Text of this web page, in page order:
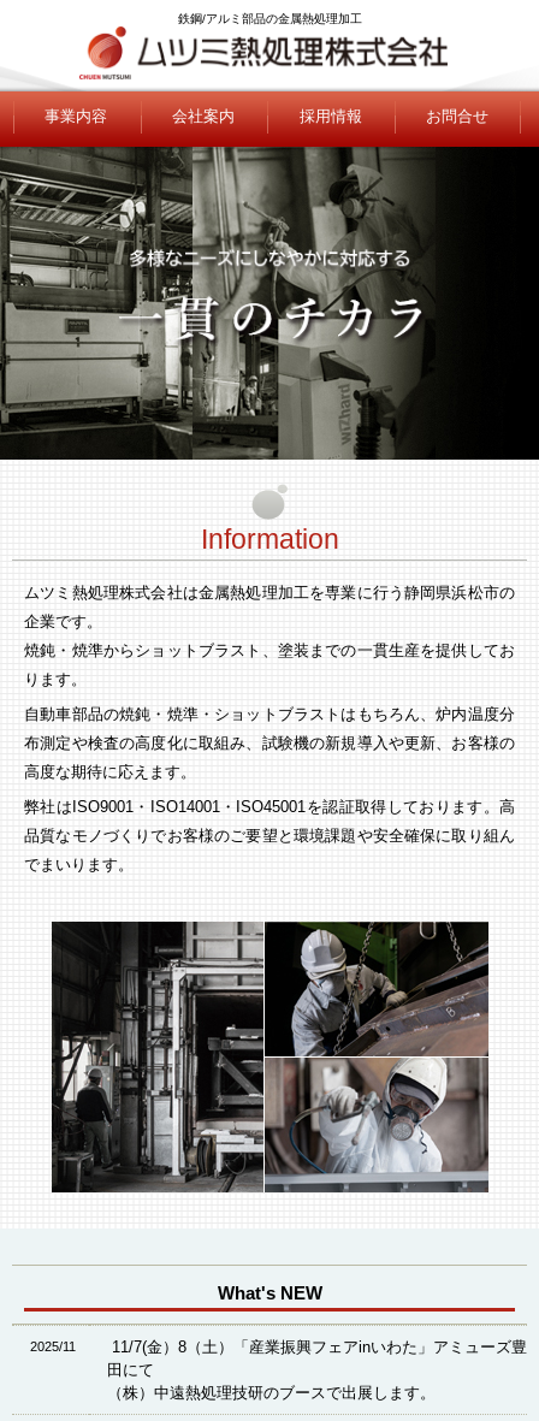
鉄鋼/アルミ部品の金属熱処理加工
事業内容 会社案内 採用情報 お問合せ
Information
ムツミ熱処理株式会社は金属熱処理加工を専業に行う静岡県浜松市の
企業です。
焼鈍・焼準からショットブラスト、塗装までの一貫生産を提供してお
ります。
自動車部品の焼鈍・焼準・ショットブラストはもちろん、炉内温度分
布測定や検査の高度化に取組み、試験機の新規導入や更新、お客様の
高度な期待に応えます。
弊社はISO9001・ISO14001・ISO45001を認証取得しております。高
品質なモノづくりでお客様のご要望と環境課題や安全確保に取り組ん
でまいります。
What's NEW
2025/11
11/7(金）8（土）「産業振興フェアinいわた」アミューズ豊
田にて
（株）中遠熱処理技研のブースで出展します。